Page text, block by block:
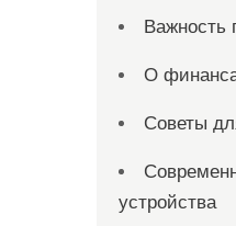
Важность
О
Советы
устройства